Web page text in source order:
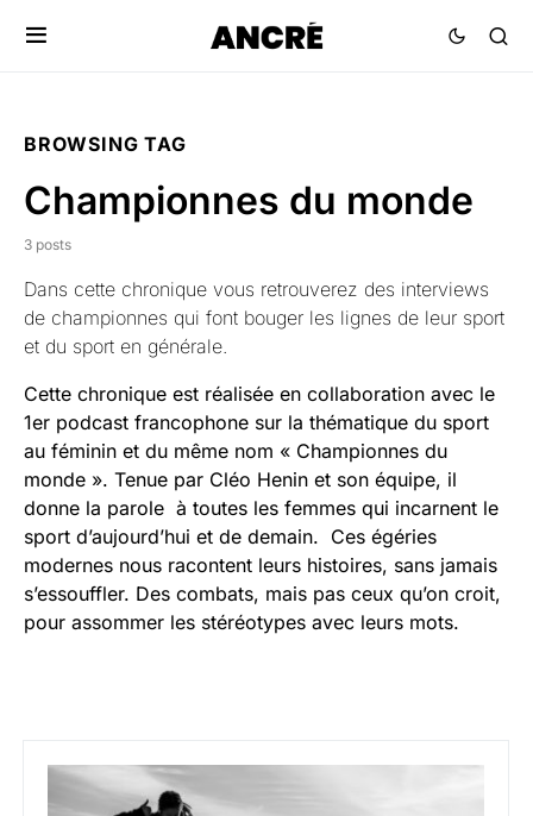
BROWSING TAG
Championnes du monde
3 posts
Dans cette chronique vous retrouverez des interviews
de championnes qui font bouger les lignes de leur sport
et du sport en générale.
Cette chronique est réalisée en collaboration avec le
1er podcast francophone sur la thématique du sport
au féminin et du même nom « Championnes du
monde ». Tenue par Cléo Henin et son équipe, il
donne la parole à toutes les femmes qui incarnent le
sport d’aujourd’hui et de demain. Ces égéries
modernes nous racontent leurs histoires, sans jamais
s’essouffler. Des combats, mais pas ceux qu’on croit,
pour assommer les stéréotypes avec leurs mots.